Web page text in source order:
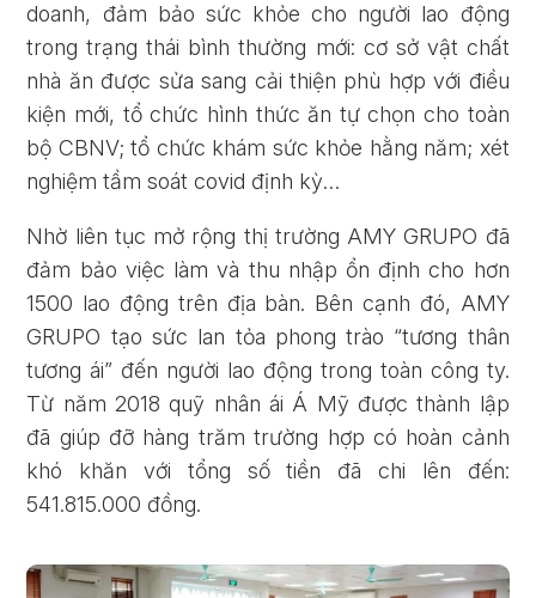
doanh, đảm bảo sức khỏe cho người lao động
trong trạng thái bình thường mới: cơ sở vật chất
nhà ăn được sửa sang cải thiện phù hợp với điều
kiện mới, tổ chức hình thức ăn tự chọn cho toàn
bộ CBNV; tổ chức khám sức khỏe hằng năm; xét
nghiệm tầm soát covid định kỳ…
Nhờ liên tục mở rộng thị trường AMY GRUPO đã
đảm bảo việc làm và thu nhập ổn định cho hơn
1500 lao động trên địa bàn. Bên cạnh đó, AMY
GRUPO tạo sức lan tỏa phong trào “tương thân
tương ái” đến người lao động trong toàn công ty.
Từ năm 2018 quỹ nhân ái Á Mỹ được thành lập
đã giúp đỡ hàng trăm trường hợp có hoàn cảnh
khó khăn với tổng số tiền đã chi lên đến:
541.815.000 đồng.